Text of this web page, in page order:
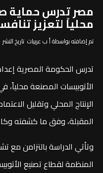
مصر تدرس حماية
محلياً لتعزيز
تم إضافته بواسطة أ ب عربيات تاريخ النشر Dec 22, 2025
تدرس الحكومة المصرية
الأتوبيسات المصنعة
الإنتاج المحلي وتقليل
المقبلة، وفق ما كشفته
وتأتي الدراسة بالتزامن مع
المنظمة لقطاع تصنيع